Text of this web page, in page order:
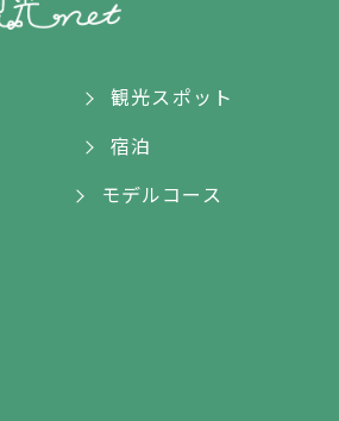
観光スポット
宿泊
モデルコース